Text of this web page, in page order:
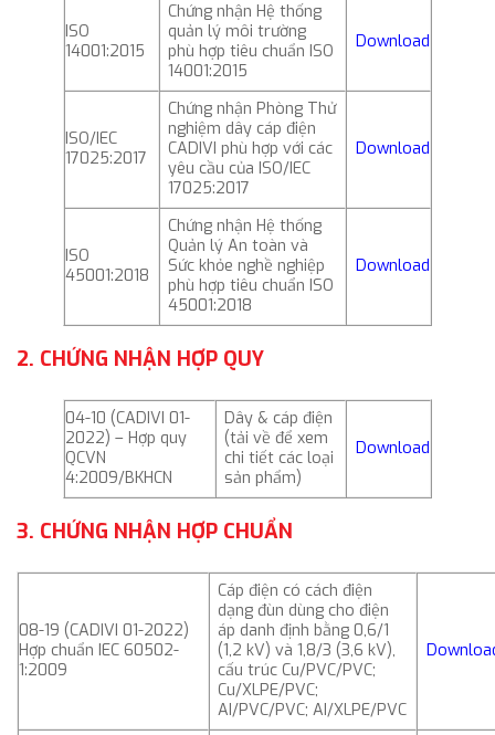
ISO
14001:2015
Chứng nhận Hệ thống
quản lý môi trường
phù hợp tiêu chuẩn ISO
14001:2015
Download
ISO/IEC
17025:2017
Chứng nhận Phòng Thử
nghiệm dây cáp điện
CADIVI phù hợp với các
yêu cầu của ISO/IEC
17025:2017
Download
ISO
45001:2018
Chứng nhận Hệ thống
Quản lý An toàn và
Sức khỏe nghề nghiệp
phù hợp tiêu chuẩn ISO
45001:2018
Download
2. CHỨNG NHẬN HỢP QUY
04-10 (CADIVI 01-
2022) – Hợp quy
QCVN
4:2009/BKHCN
Dây & cáp điện
(tải về để xem
chi tiết các loại
sản phẩm)
Download
3. CHỨNG NHẬN HỢP CHUẨN
08-19 (CADIVI 01-2022)
Hợp chuẩn IEC 60502-
1:2009
Cáp điện có cách điện
dạng đùn dùng cho điện
áp danh định bằng 0,6/1
(1,2 kV) và 1,8/3 (3,6 kV),
cấu trúc Cu/PVC/PVC;
Cu/XLPE/PVC;
AI/PVC/PVC; AI/XLPE/PVC